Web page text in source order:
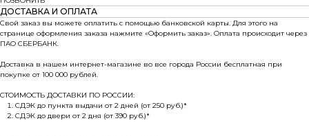
ДОСТАВКА И ОПЛАТА
Свой заказ вы можете оплатить с помощью банковской карты. Для этого на
странице оформления заказа нажмите «Оформить заказ». Оплата происходит через
ПАО СБЕРБАНК.
Доставка в нашем интернет-магазине во все города России бесплатная при
покупке от 100 000 рублей.
СТОИМОСТЬ ДОСТАВКИ ПО РОССИИ:
СДЭК до пункта выдачи от 2 дней (от 250 руб.)*
СДЭК до двери от 2 дня (от 390 руб.)*